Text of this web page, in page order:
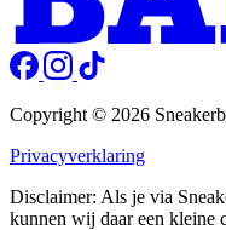
Copyright © 2026
Privacyverklaring
Disclaimer: Als je via
kunnen wij daar een kleine